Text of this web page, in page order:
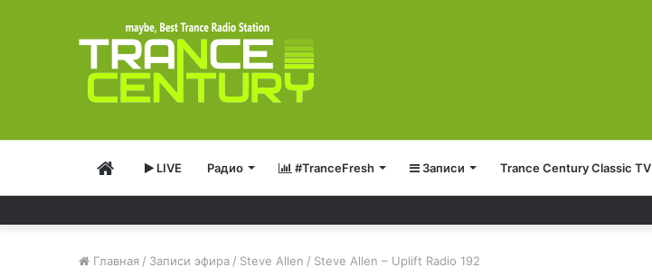
ГлавнаяLIVE Радио #TranceFresh Записи Trance Century Classic TV
Главная / Записи эфира / Steve Allen / Steve Allen – Uplift Radio 192